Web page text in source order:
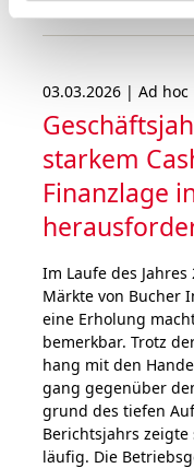
03.03.2026 | Ad hoc
starkem
Finanzlage
Im Laufe des
Märk­te von Bucher
eine Erholung
bemerk­bar. Trotz
hang mit den
gang gegen­über
grund des tie­fen
Berichts­jahrs
läufig. Die